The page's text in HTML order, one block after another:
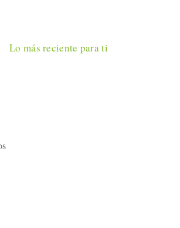
Lo más reciente para ti